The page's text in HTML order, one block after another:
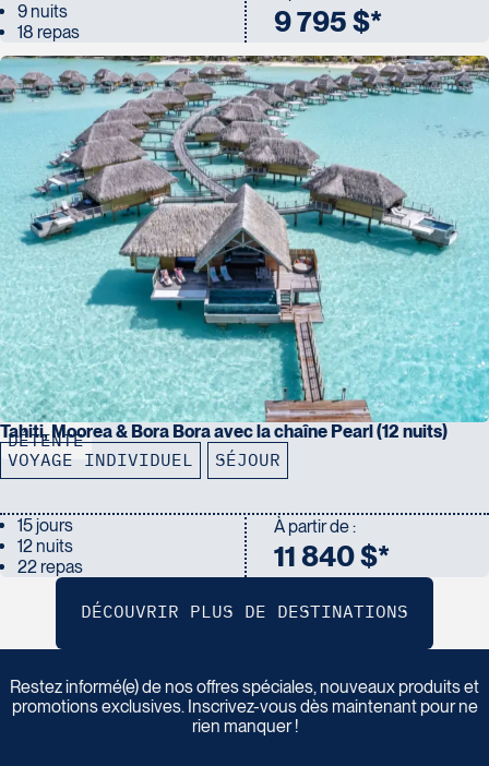
9 nuits
18 repas
9 795 $*
DÉTENTE
Tahiti, Moorea & Bora Bora avec la chaîne Pearl (12 nuits)
VOYAGE INDIVIDUEL SÉJOUR
15 jours
12 nuits
22 repas
À partir de :
11 840 $*
Insc ivez vous à n o tre inf lettre
Restez informé(e) de nos offres spéciales, nouveaux produits et
promotions exclusives. Inscrivez-vous dès maintenant pour ne
rien manquer !